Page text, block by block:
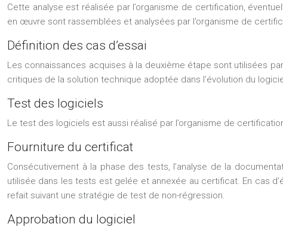
Cette analyse est réalisée par l’organisme de certification,
en œuvre sont rassemblées et analysées par l’organisme de
Définition des cas d’essai
Les connaissances acquises à la deuxième étape sont utilisées
critiques de la solution technique adoptée dans l’évolution du
Test des logiciels
Le test des logiciels est aussi réalisé par l’organisme de
Fourniture du certificat
Consécutivement à la phase des tests, l’analyse de la
utilisée dans les tests est gelée et annexée au certificat. En cas
refait suivant une stratégie de test de non-régression.
Approbation du logiciel